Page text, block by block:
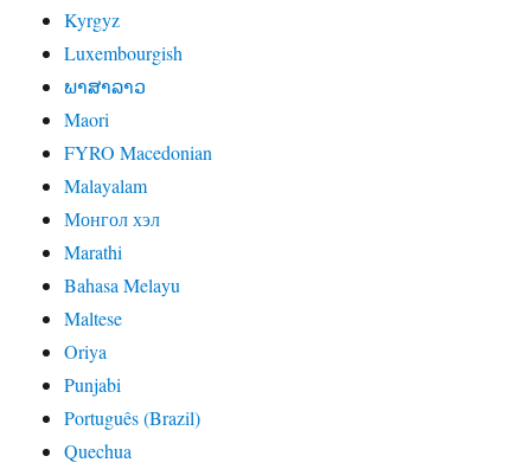
Kyrgyz
Luxembourgish
ພາສາລາວ
Maori
FYRO Macedonian
Malayalam
Монгол хэл
Marathi
Bahasa Melayu
Maltese
Oriya
Punjabi
Português (Brazil)
Quechua